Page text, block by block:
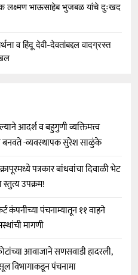
लक्ष्मण भाऊसाहेब भुजबळ यांचे दुःखद
व हिंदू देवी-देवतांबद्दल वादग्रस्त
आदर्श व बहुगुणी व्यक्तिमत्त्व
बनवते -व्यवस्थापक सुरेश साळुंके
पत्रकार बांधवांचा दिवाळी भेट
उपक्रम!
कंपनीच्या पंचनाम्यातून ११ वाहने
मागणी
आवाजाने सणसवाडी हादरली,
विभागाकडून पंचनामा